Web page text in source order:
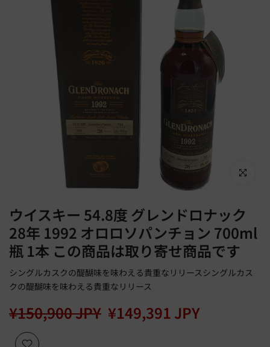
Click to
ウイスキー 54.8度 グレンドロナック
28年 1992 オロロソパンチョン 700ml
瓶 1本 この商品は取り寄せ商品です
シングルカスクの醍醐味を味わえる貴重なリリースシングルカス
クの醍醐味を味わえる貴重なリリース
¥150,900 JPY ¥149,391 JPY